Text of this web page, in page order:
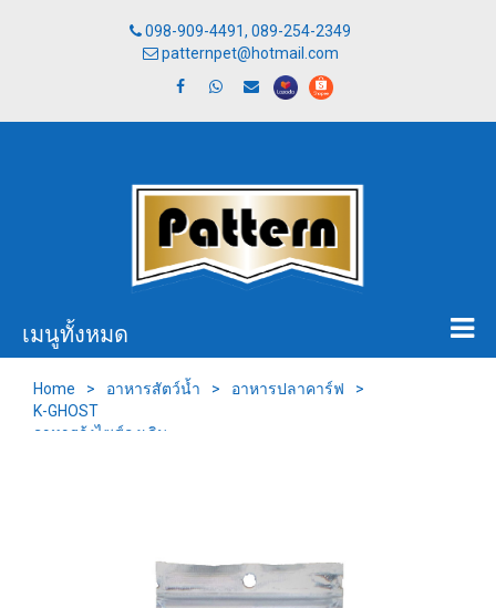
098-909-4491, 089-254-2349
patternpet@hotmail.com
เมนูทั้งหมด
Home > อาหารสัตว์น้ำ > อาหารปลาคาร์ฟ
>
K-GHOST
อาหารกุ้งไซส์ลงเดิน